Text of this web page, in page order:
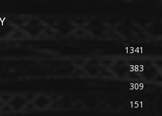
1341
383
309
151